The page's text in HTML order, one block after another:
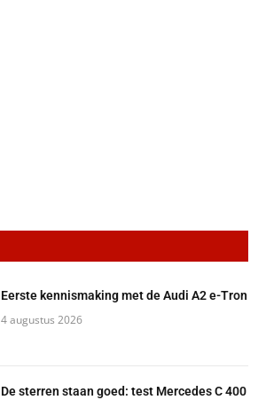
Eerste kennismaking met de Audi A2 e-Tron
4 augustus 2026
De sterren staan goed: test Mercedes C 400